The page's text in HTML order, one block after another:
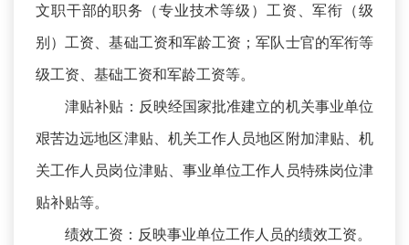
文职干部的职务（专业技术等级）工资、军衔（级
别）工资、基础工资和军龄工资；军队士官的军衔等
级工资、基础工资和军龄工资等。
津贴补贴：反映经国家批准建立的机关事业单位
艰苦边远地区津贴、机关工作人员地区附加津贴、机
关工作人员岗位津贴、事业单位工作人员特殊岗位津
贴补贴等。
绩效工资：反映事业单位工作人员的绩效工资。